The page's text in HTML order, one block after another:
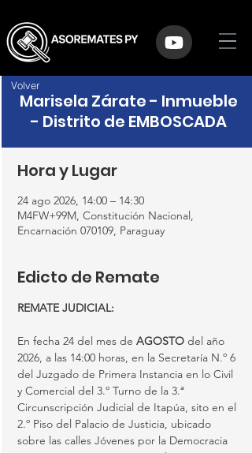
Marisela Zárate - Inmueble
- Distrito de EMBOSCADA
Hora y Lugar
24 ago 2026, 14:00 – 14:30
M4FW+99M, Constitución Nacional,
Encarnación 070109, Paraguay
Edicto de Remate
REMATE JUDICIAL:
En fecha 24 del mes de AGOSTO del año
2026, a las 14:00 horas, en la Secretaría N.º 6
del Juzgado de Primera Instancia en lo Civil
y Comercial del 3.º Turno de la 3.ª
Circunscripción Judicial de Itapúa, sito en el
2.º Piso del Palacio de Justicia, ubicado
sobre las calles Jóvenes por la Democracia
Volver